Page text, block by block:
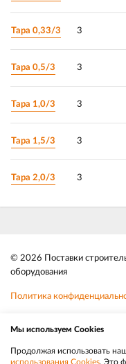
Тара 0,33/3 3
Тара 0,5/3 3
Тара 1,0/3 3
Тара 1,5/3 3
Тара 2,0/3 3
© 2026 Поставки
оборудования
Политика
Телефон:8 (383) 202 1436
Мы используем Cookies
Продолжая использовать
использования Cookies. Это